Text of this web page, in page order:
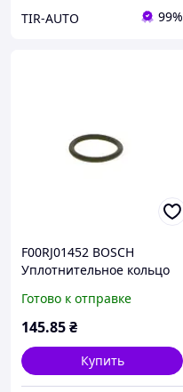
TIR-AUTO 99%
F00RJ01452 BOSCH
Уплотнительное кольцо
Готово к отправке
145.85₴
Купить